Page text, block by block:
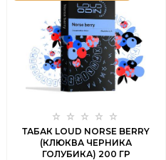
ТАБАК LOUD NORSE BERRY
(КЛЮКВА ЧЕРНИКА
ГОЛУБИКА) 200 ГР